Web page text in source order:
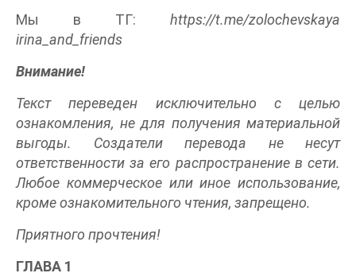
Мы в ТГ: https://t.me/zolochevskaya
irina_and_friends
Внимание!
Текст переведен исключительно с целью
ознакомления, не для получения материальной
выгоды. Создатели перевода не несут
ответственности за его распространение в сети.
Любое коммерческое или иное использование,
кроме ознакомительного чтения, запрещено.
Приятного прочтения!
ГЛАВА 1